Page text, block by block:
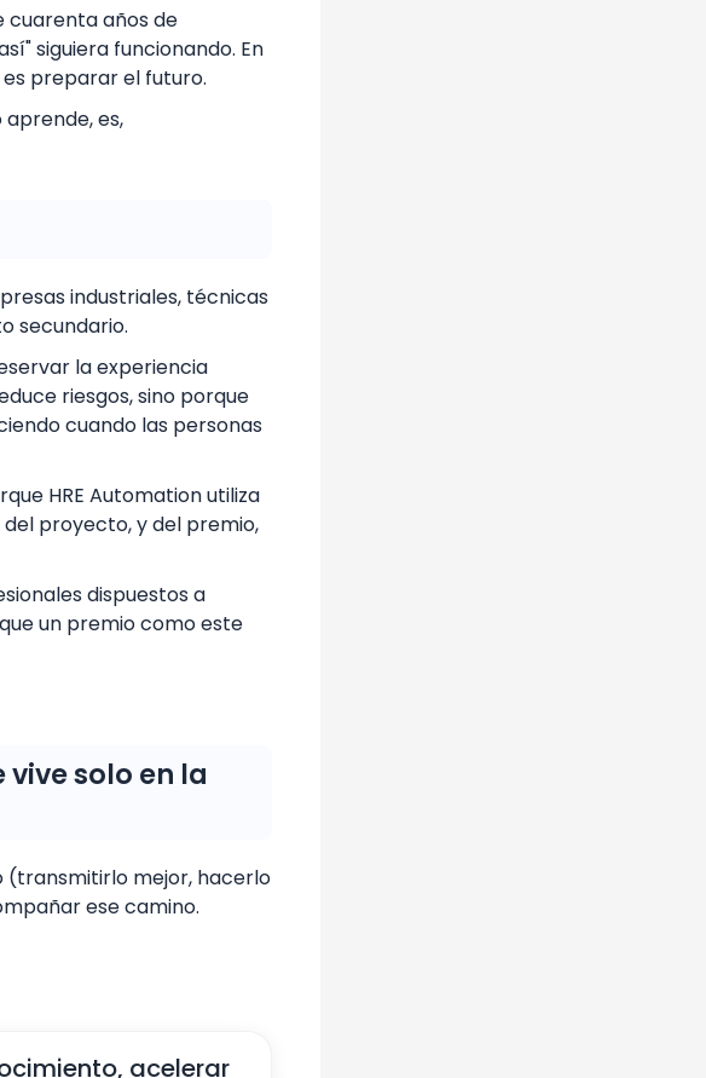
cuarenta años de
siguiera funcionando. En
preparar el futuro.
es,
industriales, técnicas
secundario.
la experiencia
riesgos, sino porque
cuando las personas
HRE Automation utiliza
proyecto, y del premio,
dispuestos a
un premio como este
solo en la
(transmitirlo mejor, hacerlo
ese camino.
acelerar